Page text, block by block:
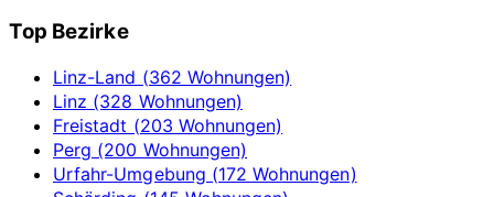
Top Bezirke
Linz-Land (362 Wohnungen)
Linz (328 Wohnungen)
Freistadt (203 Wohnungen)
Perg (200 Wohnungen)
Urfahr-Umgebung (172 Wohnungen)